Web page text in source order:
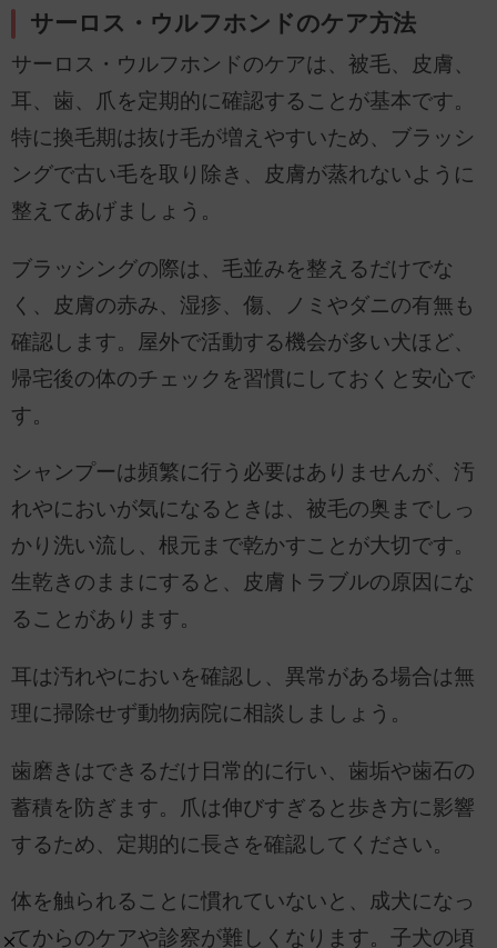
サーロス・ウルフホンドのケア方法
サーロス・ウルフホンドのケアは、被毛、皮膚、
耳、歯、爪を定期的に確認することが基本です。
特に換毛期は抜け毛が増えやすいため、ブラッシ
ングで古い毛を取り除き、皮膚が蒸れないように
整えてあげましょう。
ブラッシングの際は、毛並みを整えるだけでな
く、皮膚の赤み、湿疹、傷、ノミやダニの有無も
確認します。屋外で活動する機会が多い犬ほど、
帰宅後の体のチェックを習慣にしておくと安心で
す。
シャンプーは頻繁に行う必要はありませんが、汚
れやにおいが気になるときは、被毛の奥までしっ
かり洗い流し、根元まで乾かすことが大切です。
生乾きのままにすると、皮膚トラブルの原因にな
ることがあります。
耳は汚れやにおいを確認し、異常がある場合は無
理に掃除せず動物病院に相談しましょう。
歯磨きはできるだけ日常的に行い、歯垢や歯石の
蓄積を防ぎます。爪は伸びすぎると歩き方に影響
するため、定期的に長さを確認してください。
体を触られることに慣れていないと、成犬になっ
てからのケアや診察が難しくなります。子犬の頃